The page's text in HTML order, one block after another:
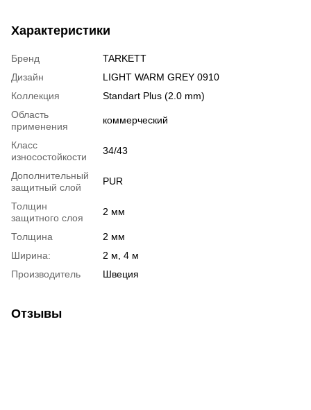
Характеристики
Бренд
TARKETT
Дизайн
LIGHT WARM GREY 0910
Коллекция
Standart Plus (2.0 mm)
Область
применения
коммерческий
Класс
износостойкости
34/43
Дополнительный
защитный слой
PUR
Толщин
защитного слоя
2 мм
Толщина
2 мм
Ширина:
2 м, 4 м
Производитель
Швеция
Отзывы